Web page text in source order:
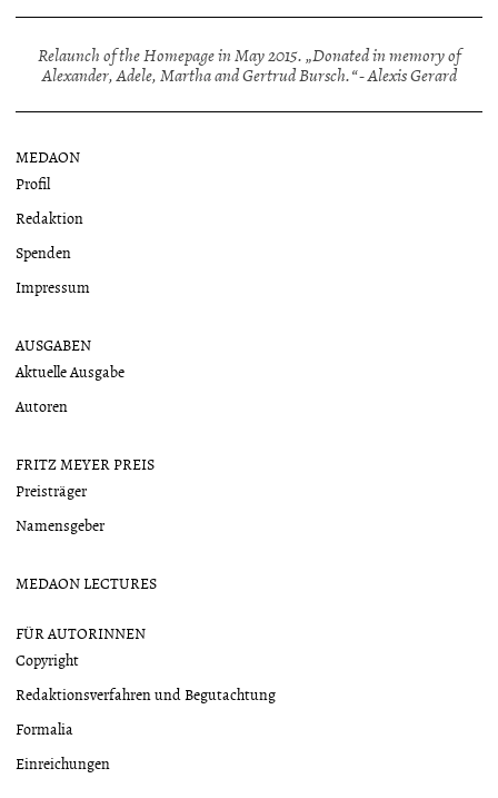
Relaunch of the Homepage in May 2015. „Donated in memory of
Alexander, Adele, Martha and Gertrud Bursch.“ - Alexis Gerard
MEDAON
Profil
Redaktion
Spenden
Impressum
AUSGABEN
Aktuelle Ausgabe
Autoren
FRITZ MEYER PREIS
Preisträger
Namensgeber
MEDAON LECTURES
FÜR AUTORINNEN
Copyright
Redaktionsverfahren und Begutachtung
Formalia
Einreichungen